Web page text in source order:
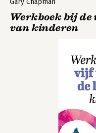
Gary Chapman
Werkboek bij
van kinderen